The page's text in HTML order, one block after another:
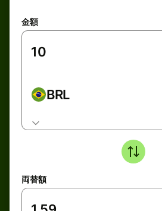
金額
BRL
両替額